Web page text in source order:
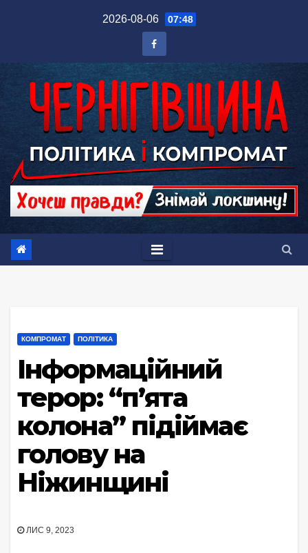
2026-08-06 07:48
КОМПРОМАТ ПОЛІТИКА
Інформаційний
терор: “п’ята
колона” підіймає
голову на
Ніжинщині
ЛИС 9, 2023